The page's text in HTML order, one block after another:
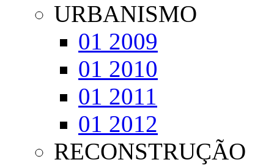
URBANISMO
01 2009
01 2010
01 2011
01 2012
RECONSTRUÇÃO